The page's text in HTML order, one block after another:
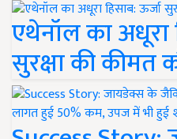
एथेनॉल का अधूरा
सुरक्षा की कीमत